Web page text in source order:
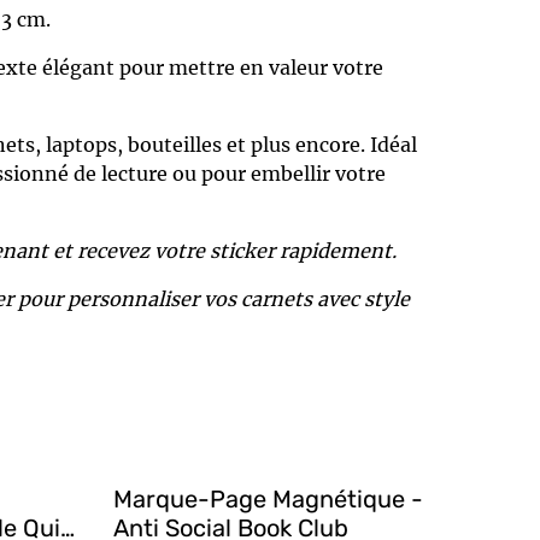
cm.
élégant pour mettre en valeur votre
laptops, bouteilles et plus encore. Idéal
de lecture ou pour embellir votre
et recevez votre sticker rapidement.
pour personnaliser vos carnets avec style
Qui
Marque-Page Magnétique -
Anti Social Book Club